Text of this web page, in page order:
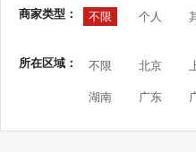
商家类型： 不限 个人
所在区域： 不限 北京
湖南 广东